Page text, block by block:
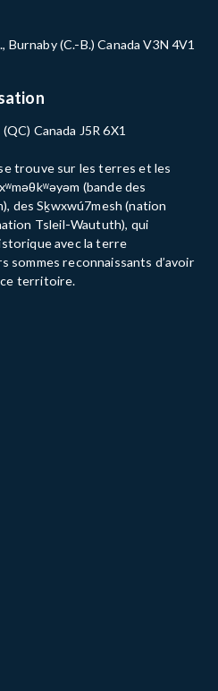
(C.-B.) Canada V3N 4V1
Canada J5R 6X1
trouve sur les terres et les
xʷməθkʷəyəm (bandedes
des Sḵwxwú7mesh (nation
Tsleil-Waututh), qui
avec la terre
sommes reconnaissants d’avoir
ce territoire.